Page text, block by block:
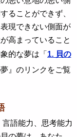
ることができず、
現できない側面が
高まっていること
的な夢は「 1. 貝の
』のリンクをご覧
語能力、思考能力